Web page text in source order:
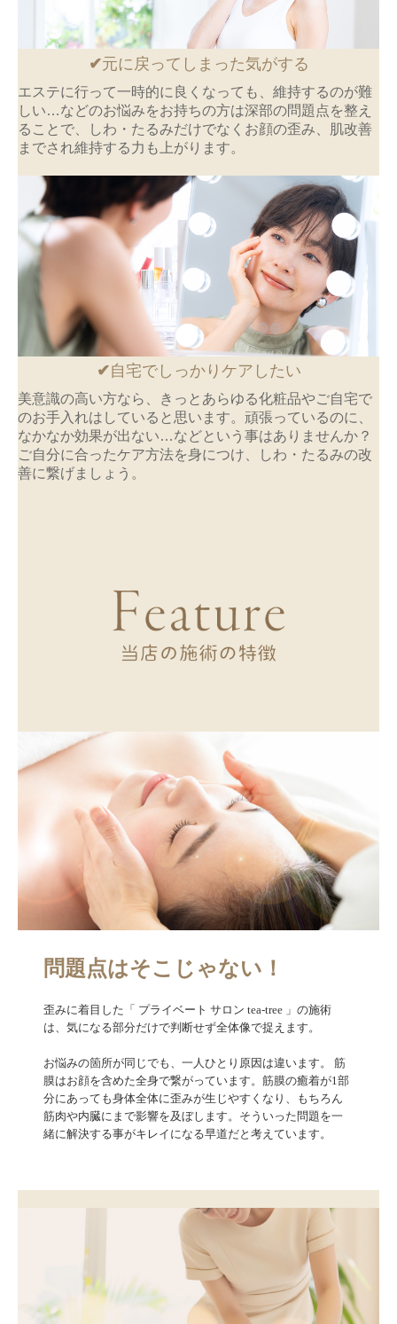
✔元に戻ってしまった気がする
エステに行って一時的に良くなっても、維持するのが難
しい…などのお悩みをお持ちの方は深部の問題点を整え
ることで、しわ・たるみだけでなくお顔の歪み、肌改善
までされ維持する力も上がります。
✔自宅でしっかりケアしたい
美意識の高い方なら、きっとあらゆる化粧品やご自宅で
のお手入れはしていると思います。頑張っているのに、
なかなか効果が出ない…などという事はありませんか？
ご自分に合ったケア方法を身につけ、しわ・たるみの改
善に繋げましょう。
問題点はそこじゃない！
歪みに着目した「 プライベート サロン tea-tree 」の施術
は、気になる部分だけで判断せず全体像で捉えます。
お悩みの箇所が同じでも、一人ひとり原因は違います。 筋
膜はお顔を含めた全身で繋がっています。筋膜の癒着が1部
分にあっても身体全体に歪みが生じやすくなり、もちろん
筋肉や内臓にまで影響を及ぼします。そういった問題を一
緒に解決する事がキレイになる早道だと考えています。